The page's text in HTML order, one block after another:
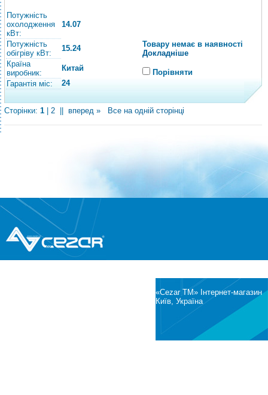
Потужність
охолодження
кВт:
14.07
Потужність
обігріву кВт:
15.24
Країна
виробник:
Китай
Гарантія міс:
24
Товару немає в наявності
Докладніше
Порівняти
Сторінки: 1 2 вперед » Все на одній сторінці
®
«Cezar TM» Інтернет-магазин
Київ, Україна